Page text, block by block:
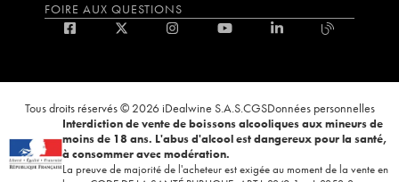
FOIRE AUX QUESTIONS
Tous droits réservés © 2026 iDealwine S.A.S.CGSDonnées personnelles
Interdiction de vente de boissons alcooliques aux mineurs de
moins de 18 ans. L'abus d'alcool est dangereux pour la santé,
à consommer avec modération.
La preuve de majorité de l'acheteur est exigée au moment de la vente en